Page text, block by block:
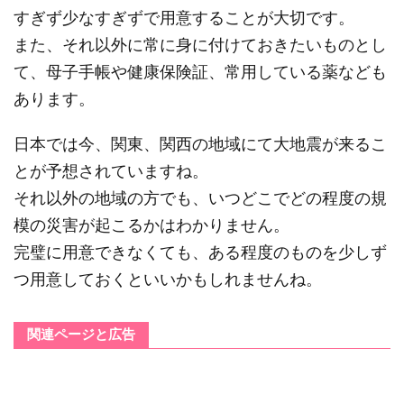
すぎず少なすぎずで用意することが大切です。
また、それ以外に常に身に付けておきたいものとし
て、母子手帳や健康保険証、常用している薬なども
あります。
日本では今、関東、関西の地域にて大地震が来るこ
とが予想されていますね。
それ以外の地域の方でも、いつどこでどの程度の規
模の災害が起こるかはわかりません。
完璧に用意できなくても、ある程度のものを少しず
つ用意しておくといいかもしれませんね。
関連ページと広告